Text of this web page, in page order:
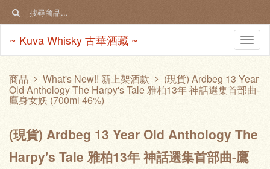
~ Kuva Whisky 古華酒藏 ~
商品 What's New!! 新上架酒款 (現貨) Ardbeg 13 Year
Old Anthology The Harpy's Tale 雅柏13年 神話選集首部曲-
鷹身女妖 (700ml 46%)
(現貨) Ardbeg 13 Year Old Anthology The
Harpy's Tale 雅柏13年 神話選集首部曲-鷹